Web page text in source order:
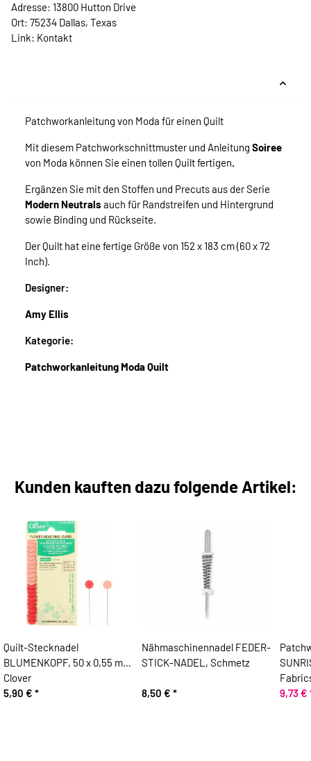
Adresse: 13800 Hutton Drive
Ort: 75234 Dallas, Texas
Link: Kontakt
Patchworkanleitung von Moda für einen Quilt
Mit diesem Patchworkschnittmuster und Anleitung Soiree
von Moda können Sie einen tollen Quilt fertigen.
Ergänzen Sie mit den Stoffen und Precuts aus der Serie
Modern Neutrals auch für Randstreifen und Hintergrund
sowie Binding und Rückseite.
Der Quilt hat eine fertige Größe von 152 x 183 cm (60 x 72
Inch).
Designer:
Amy Ellis
Kategorie:
Patchworkanleitung Moda Quilt
Kunden kauften dazu folgende Artikel:
Quilt-Stecknadel
BLUMENKOPF, 50 x 0,55 mm,
Clover
5,90 € *
Nähmaschinennadel FEDER-
STICK-NADEL, Schmetz
8,50 € *
9,73 €